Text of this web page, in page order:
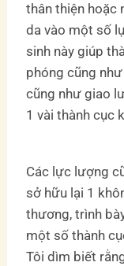
thân thiện hoặc
da vào một số
sinh này giúp
phóng cũng
cũng như giao
1 vài thành cục
Các lực lượng
sở hữu lại 1
thương, trình
một số thành
Tôi dìm biết